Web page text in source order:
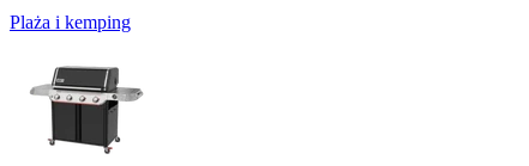
Plaża i kemping